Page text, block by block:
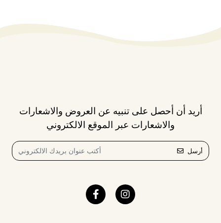
أريد أن أحصل على تنبيه عن العروض والاشعارات
والاشعارات عبر الموقع الالكتروني
أرسل